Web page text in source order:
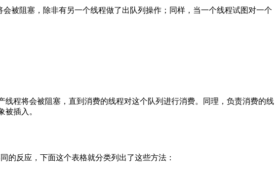
被阻塞，除非有另一个线程做了出队列操作；同样，当一个线程试图对一个
程将会被阻塞，直到消费的线程对这个队列进行消费。同理，负责消费的线
插入。
的反应，下面这个表格就分类列出了这些方法：